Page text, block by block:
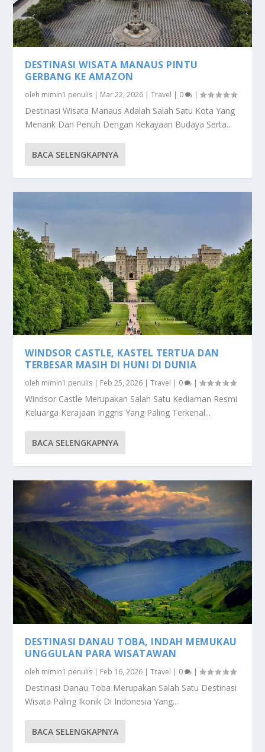
DESTINASI WISATA MANAUS PINTU
GERBANG KE AMAZON
oleh mimin1 penulis | Mar 22, 2026 |Travel | 0 |
Destinasi Wisata Manaus Adalah Salah Satu Kota Yang
Menarik Dan Penuh Dengan Kekayaan Budaya Serta...
BACA SELENGKAPNYA
WINDSOR CASTLE, KASTEL TERTUA DAN
TERBESAR MASIH DI HUNI DI DUNIA
oleh mimin1 penulis | Feb 25, 2026 |Travel | 0 |
Windsor Castle Merupakan Salah Satu Kediaman Resmi
Keluarga Kerajaan Inggris Yang Paling Terkenal...
BACA SELENGKAPNYA
DESTINASI DANAU TOBA, INDAH MEMUKAU
UNGGULAN PARA WISATAWAN
oleh mimin1 penulis | Feb 16, 2026 |Travel | 0 |
Destinasi Danau Toba Merupakan Salah Satu Destinasi
Wisata Paling Ikonik Di Indonesia Yang...
BACA SELENGKAPNYA